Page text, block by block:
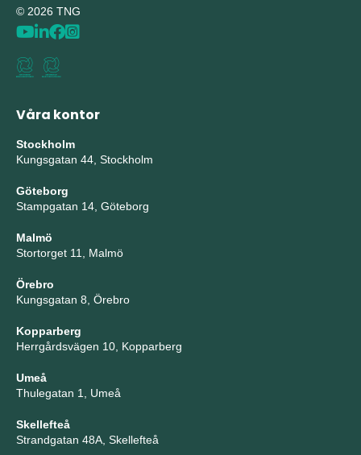
© 2026 TNG
Våra kontor
Stockholm
Kungsgatan 44, Stockholm
Göteborg
Stampgatan 14, Göteborg
Malmö
Stortorget 11, Malmö
Örebro
Kungsgatan 8, Örebro
Kopparberg
Herrgårdsvägen 10, Kopparberg
Umeå
Thulegatan 1, Umeå
Skellefteå
Strandgatan 48A, Skellefteå